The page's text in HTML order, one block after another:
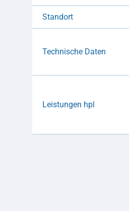
Standort
Technische Daten
Leistungen hpl